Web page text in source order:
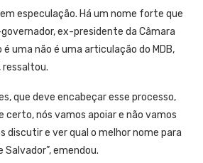
especulação. Há um nome forte que
ex-presidente da Câmara
é uma não é uma articulação do MDB,
ressaltou.
que deve encabeçar esse processo,
certo, nós vamos apoiar e não vamos
discutir e ver qual o melhor nome para
emendou.